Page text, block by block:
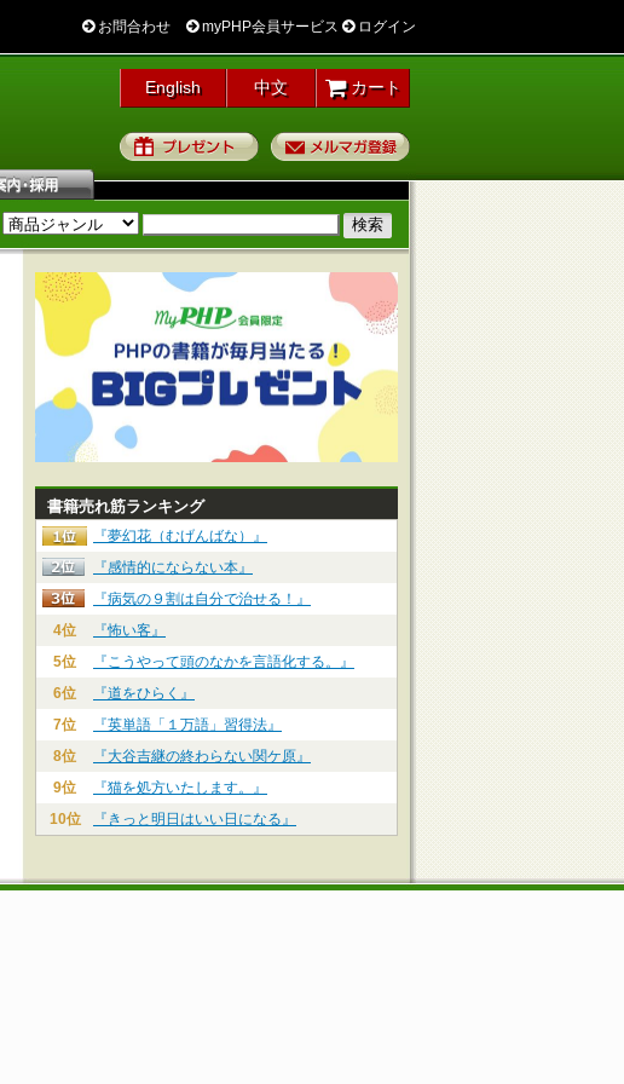
お問合わせ myPHP会員サービス ログイン
English 中文 カート
プレゼント
書籍売れ筋ランキング
『夢幻花（むげんばな）』
『感情的にならない本』
『病気の９割は自分で治せる！』
4位
『怖い客』
5位
『こうやって頭のなかを言語化する。』
6位
『道をひらく』
7位
『英単語「１万語」習得法』
8位
『大谷吉継の終わらない関ケ原』
9位
『猫を処方いたします。』
10位
『きっと明日はいい日になる』